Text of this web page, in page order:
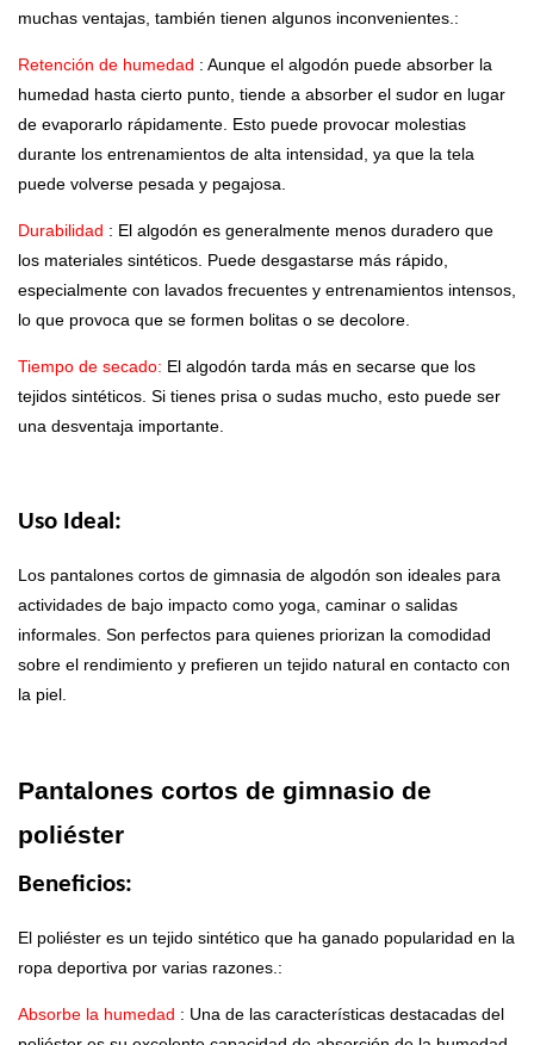
muchas ventajas, también tienen algunos inconvenientes.:
Retención de humedad : Aunque el algodón puede absorber la
humedad hasta cierto punto, tiende a absorber el sudor en lugar
de evaporarlo rápidamente. Esto puede provocar molestias
durante los entrenamientos de alta intensidad, ya que la tela
puede volverse pesada y pegajosa.
Durabilidad : El algodón es generalmente menos duradero que
los materiales sintéticos. Puede desgastarse más rápido,
especialmente con lavados frecuentes y entrenamientos intensos,
lo que provoca que se formen bolitas o se decolore.
Tiempo de secado: El algodón tarda más en secarse que los
tejidos sintéticos. Si tienes prisa o sudas mucho, esto puede ser
una desventaja importante.
Uso Ideal:
Los pantalones cortos de gimnasia de algodón son ideales para
actividades de bajo impacto como yoga, caminar o salidas
informales. Son perfectos para quienes priorizan la comodidad
sobre el rendimiento y prefieren un tejido natural en contacto con
la piel.
Pantalones cortos de gimnasio de
poliéster
Beneficios:
El poliéster es un tejido sintético que ha ganado popularidad en la
ropa deportiva por varias razones.:
Absorbe la humedad : Una de las características destacadas del